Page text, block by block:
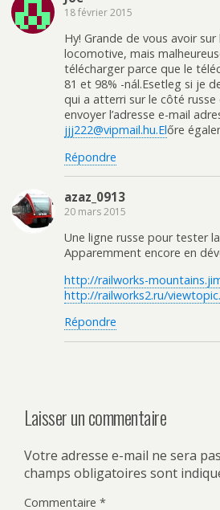
18 février 2015
Hy! Grande de vous avoir
locomotive, mais
télécharger parce que le
81 et 98% -nál.Esetleg si je
qui a atterri sur le côté
envoyer l’adresse e-mail
jjj222@vipmail.hu.Előre
Répondre
azaz_0913
20 mars 2015
Une ligne russe pour tester
Apparemment encore en
http://railworks-
http://railworks2.ru/
Répondre
Laisser un commentaire
Votre adresse e-mail ne sera
champs obligatoires sont
Commentaire *